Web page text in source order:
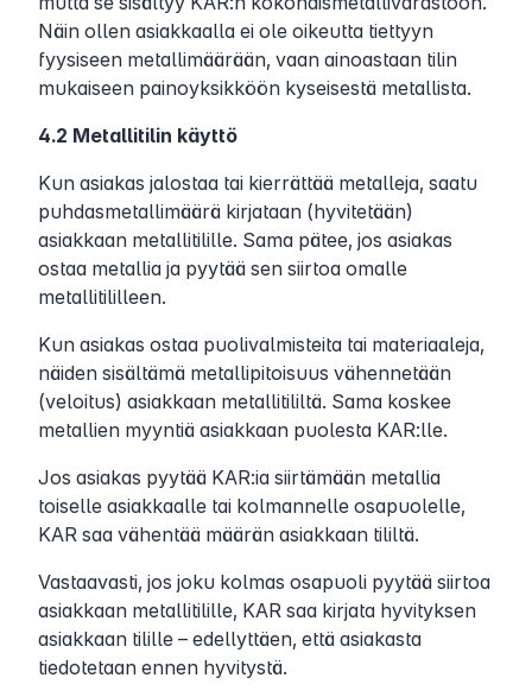
Näin ollen asiakkaalla ei ole oikeutta tiettyyn
fyysiseen metallimäärään, vaan ainoastaan tilin
mukaiseen painoyksikköön kyseisestä metallista.
4.2 Metallitilin käyttö
Kun asiakas jalostaa tai kierrättää metalleja, saatu
puhdasmetallimäärä kirjataan (hyvitetään)
asiakkaan metallitilille. Sama pätee, jos asiakas
ostaa metallia ja pyytää sen siirtoa omalle
metallitililleen.
Kun asiakas ostaa puolivalmisteita tai materiaaleja,
näiden sisältämä metallipitoisuus vähennetään
(veloitus) asiakkaan metallitililtä. Sama koskee
metallien myyntiä asiakkaan puolesta KAR:lle.
Jos asiakas pyytää KAR:ia siirtämään metallia
toiselle asiakkaalle tai kolmannelle osapuolelle,
KAR saa vähentää määrän asiakkaan tililtä.
Vastaavasti, jos joku kolmas osapuoli pyytää siirtoa
asiakkaan metallitilille, KAR saa kirjata hyvityksen
asiakkaan tilille – edellyttäen, että asiakasta
tiedotetaan ennen hyvitystä.